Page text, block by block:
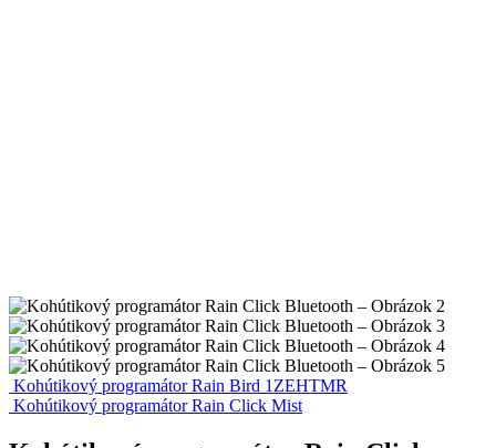
Kohútikový programátor Rain Bird 1ZEHTMR
Kohútikový programátor Rain Click Mist